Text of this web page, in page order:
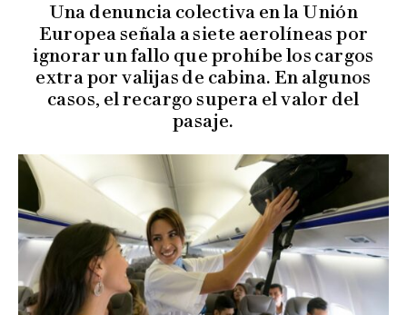
Una denuncia colectiva en la Unión
Europea señala a siete aerolíneas por
ignorar un fallo que prohíbe los cargos
extra por valijas de cabina. En algunos
casos, el recargo supera el valor del
pasaje.